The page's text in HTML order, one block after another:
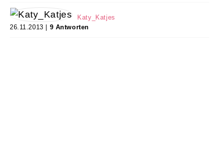
Katy_Katjes
26.11.2013 | 9 Antworten
Service